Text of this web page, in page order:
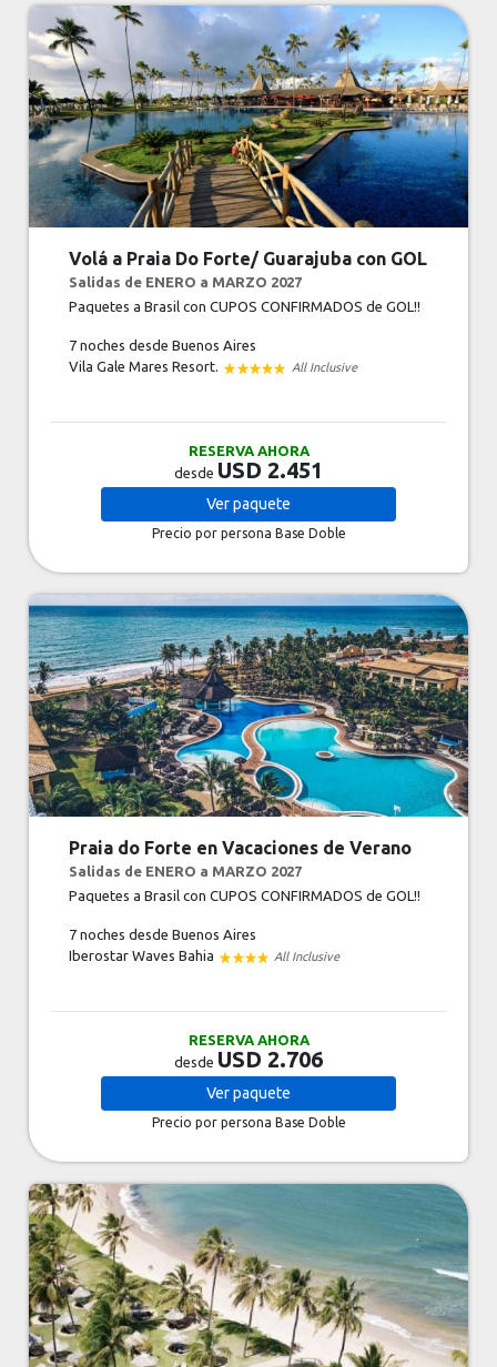
Volá a Praia Do Forte/ Guarajuba con GOL
Salidas de ENERO a MARZO 2027
Paquetes a Brasil con CUPOS CONFIRMADOS de GOL!!
7 nochesdesde Buenos Aires
Vila Gale Mares Resort.
All Inclusive
RESERVA AHORA
desde USD 2.451
Verpaquete
Precio por persona Base Doble
Praia do Forte en Vacaciones de Verano
Salidas de ENERO a MARZO 2027
Paquetes a Brasil con CUPOS CONFIRMADOS de GOL!!
7 nochesdesde Buenos Aires
Iberostar Waves Bahia
All Inclusive
RESERVA AHORA
desde USD 2.706
Verpaquete
Precio por persona Base Doble